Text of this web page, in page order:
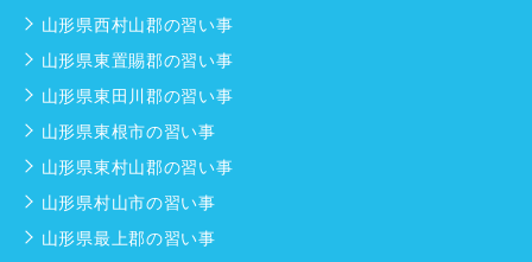
山形県西村山郡の習い事
山形県東置賜郡の習い事
山形県東田川郡の習い事
山形県東根市の習い事
山形県東村山郡の習い事
山形県村山市の習い事
山形県最上郡の習い事